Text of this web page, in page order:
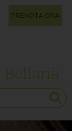
PRENOTA ORA
Bellaria